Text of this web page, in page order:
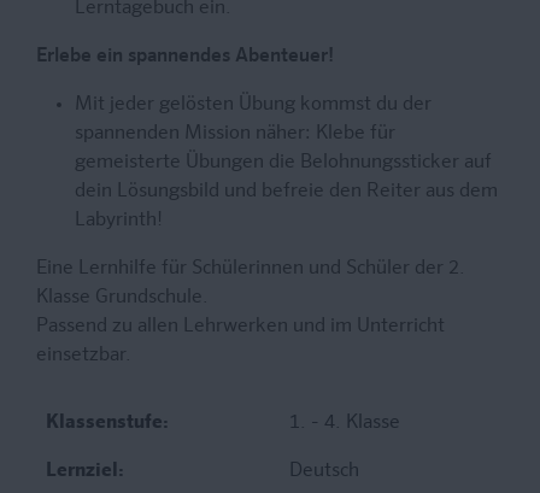
Lerntagebuch ein.
Erlebe ein spannendes Abenteuer!
Mit jeder gelösten Übung kommst du der
spannenden Mission näher: Klebe für
gemeisterte Übungen die Belohnungssticker auf
dein Lösungsbild und befreie den Reiter aus dem
Labyrinth!
Eine Lernhilfe für Schülerinnen und Schüler der 2.
Klasse Grundschule.
Passend zu allen Lehrwerken und im Unterricht
einsetzbar.
Klassenstufe: 1. - 4. Klasse
Lernziel: Deutsch